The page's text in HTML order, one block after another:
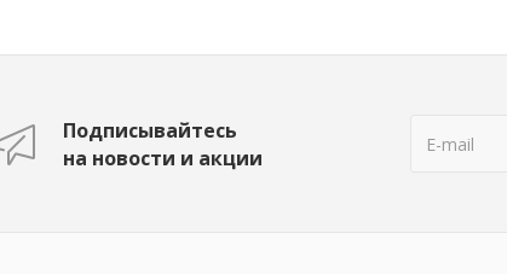
Подписывайтесь
на новости и акции